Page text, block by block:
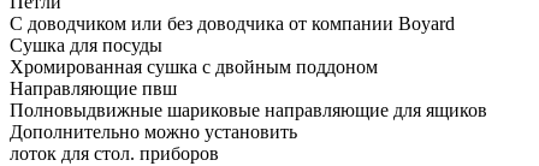
С доводчиком или без доводчика от компании Boyard
Сушка для посуды
Хромированная сушка с двойным поддоном
Направляющие пвш
Полновыдвижные шариковые направляющие для ящиков
Дополнительно можно установить
лоток для стол. приборов